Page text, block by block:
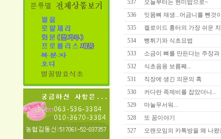
537
오늘부터는 현미밥으로~
536
잇몸뼈 재생...어금니를 뺀것
535
켈로이드 흉터의 가장 쉬운
534
뻥튀기와 식초요법
533
소금이 뼈를 만든다는 주장과
532
식초음용 보름째...
531
직장에 생긴 의문의 혹
530
커다란 족제비를 잡았더니...
529
마눌무서워...
528
또 꿈이야기
527
오랜모임의 카톡방을 왜 나왔